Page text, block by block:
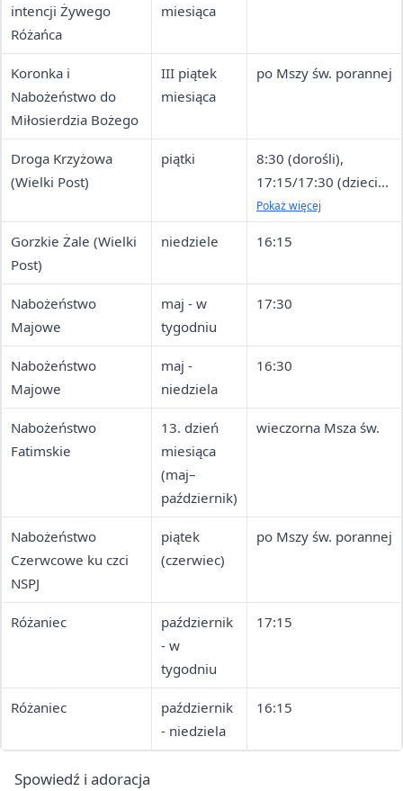
intencji Żywego
Różańca
miesiąca
Koronka i
Nabożeństwo do
Miłosierdzia Bożego
III piątek
miesiąca
po Mszy św. porannej
Droga Krzyżowa
(Wielki Post)
piątki
8:30 (dorośli),
17:15/17:30 (dzieci),
18:30 (dorośli i
Pokaż więcej
Gorzkie Żale (Wielki
Post)
niedziele 16:15
Nabożeństwo
Majowe
maj - w
tygodniu
17:30
Nabożeństwo
Majowe
maj -
niedziela
16:30
Nabożeństwo
Fatimskie
13. dzień
miesiąca
(maj–
październik)
wieczorna Msza św.
Nabożeństwo
Czerwcowe ku czci
NSPJ
piątek
(czerwiec)
po Mszy św. porannej
Różaniec
październik
- w
tygodniu
17:15
Różaniec
październik
- niedziela
16:15
Spowiedź i adoracja